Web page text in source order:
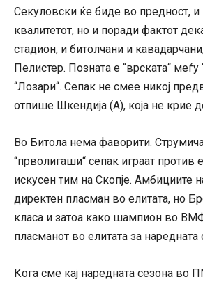
Секуловски ќе биде во предност, и
квалитетот, но и поради фактот
стадион, и битолчани и
Пелистер. Позната е “врската“
“Лозари“. Сепак не смее никој
отпише Шкендија (А), која не крие
Во Битола нема фаворити.
“прволигаши“ сепак играат против
искусен тим на Скопје. Амбициите
директен пласман во елитата, но
класа и затоа како шампион во
пласманот во елитата за наредната
Кога сме кај наредната сезона во